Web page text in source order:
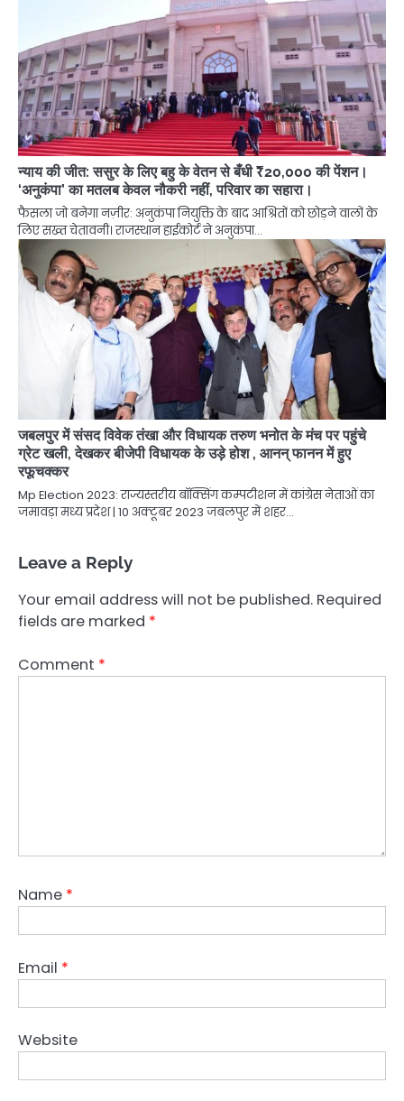
न्याय की जीत: ससुर के लिए बहु के वेतन से बँधी ₹20,000 की पेंशन।
‘अनुकंपा’ का मतलब केवल नौकरी नहीं, परिवार का सहारा।
फैसला जो बनेगा नज़ीर: अनुकंपा नियुक्ति के बाद आश्रितों को छोड़ने वालों के
लिए सख्त चेतावनी। राजस्थान हाईकोर्ट ने अनुकंपा…
जबलपुर में संसद विवेक तंखा और विधायक तरुण भनोत के मंच पर पहुंचे
ग्रेट खली, देखकर बीजेपी विधायक के उड़े होश , आनन् फानन में हुए
रफूचक्कर
Mp Election 2023: राज्यस्तरीय बॉक्सिंग कम्पटीशन में कांग्रेस नेताओं का
जमावड़ा मध्य प्रदेश | 10 अक्टूबर 2023 जबलपुर में शहर…
Leave a Reply
Your email address will not be published. Required
fields are marked *
Comment *
Name *
Email *
Website